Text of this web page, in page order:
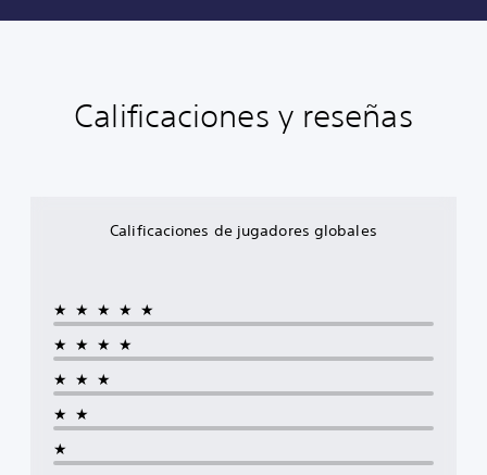
Calificaciones y reseñas
Calificaciones de jugadores globales
★★★★★
★★★★
★★★
★★
★